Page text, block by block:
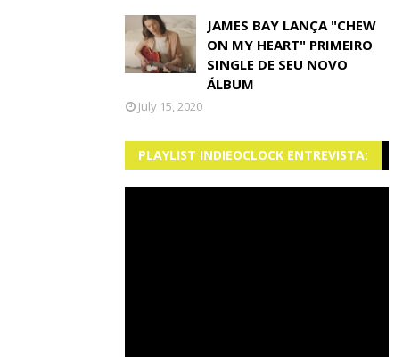
JAMES BAY LANÇA "CHEW
ON MY HEART" PRIMEIRO
SINGLE DE SEU NOVO
ÁLBUM
July 15, 2020
PLAYLIST INDIEOCLOCK ENTREVISTA: